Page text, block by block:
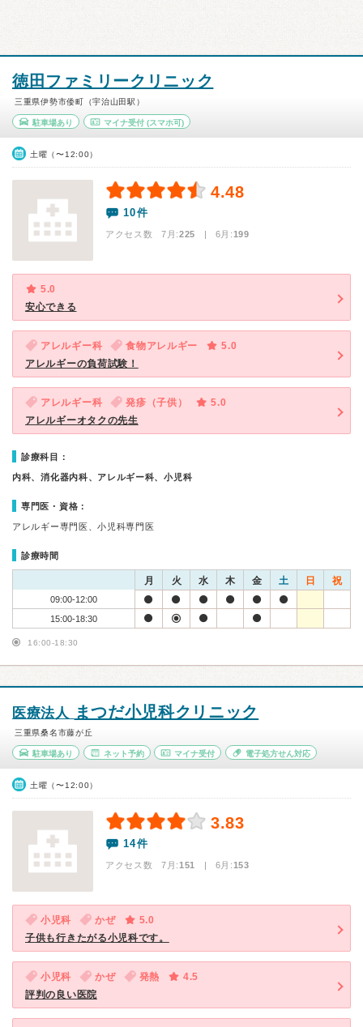
徳田ファミリークリニック
三重県伊勢市倭町（宇治山田駅）
駐車場あり マイナ受付(スマホ可)
土曜（〜12:00）
4.48
10件
アクセス数 7月:225 | 6月:199
5.0
安心できる
アレルギー科 食物アレルギー
5.0
アレルギーの負荷試験！
アレルギー科 発疹（子供）
5.0
アレルギーオタクの先生
診療科目：
内科、消化器内科、アレルギー科、小児科
専門医・資格：
アレルギー専門医、小児科専門医
診療時間
月 火 水 木 金 土 日 祝
09:00-12:00
15:00-18:30
16:00-18:30
医療法人 まつだ小児科クリニック
三重県桑名市藤が丘
駐車場あり ネット予約 マイナ受付 電子処方せん対応
土曜（〜12:00）
3.83
14件
アクセス数 7月:151 | 6月:153
小児科 かぜ
5.0
子供も行きたがる小児科です。
小児科 かぜ 発熱
4.5
評判の良い医院